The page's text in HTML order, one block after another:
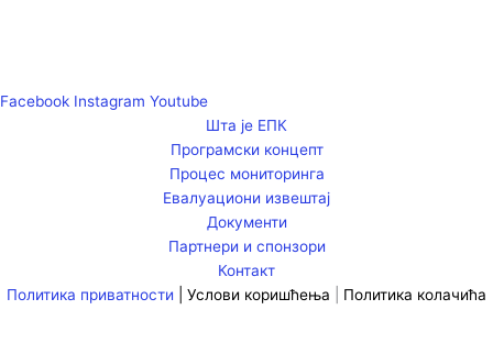
Facebook Instagram Youtube
Шта је ЕПК
Програмски концепт
Процес мониторинга
Евалуациони извештај
Документи
Партнери и спонзори
Контакт
Политика приватности
Услови коришћења Политика колачића